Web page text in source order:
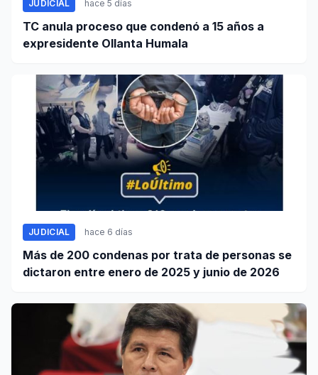
JUDICIAL hace 5 días
TC anula proceso que condenó a 15 años a
expresidente Ollanta Humala
JUDICIAL hace 6 días
Más de 200 condenas por trata de personas se
dictaron entre enero de 2025 y junio de 2026